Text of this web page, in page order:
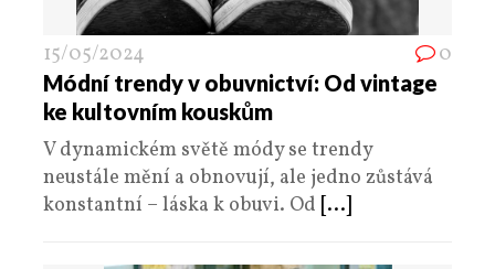
15/05/2024 0
Módní trendy v obuvnictví: Od vintage
ke kultovním kouskům
V dynamickém světě módy se trendy
neustále mění a obnovují, ale jedno zůstává
konstantní – láska k obuvi. Od [...]